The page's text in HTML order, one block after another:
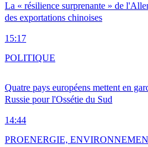
La « résilience surprenante » de
des exportations chinoises
15:17
Quatre pays européens mettent en
Russie pour l'Ossétie du Sud
14:44
POLITIQUE
PROENERGIE,